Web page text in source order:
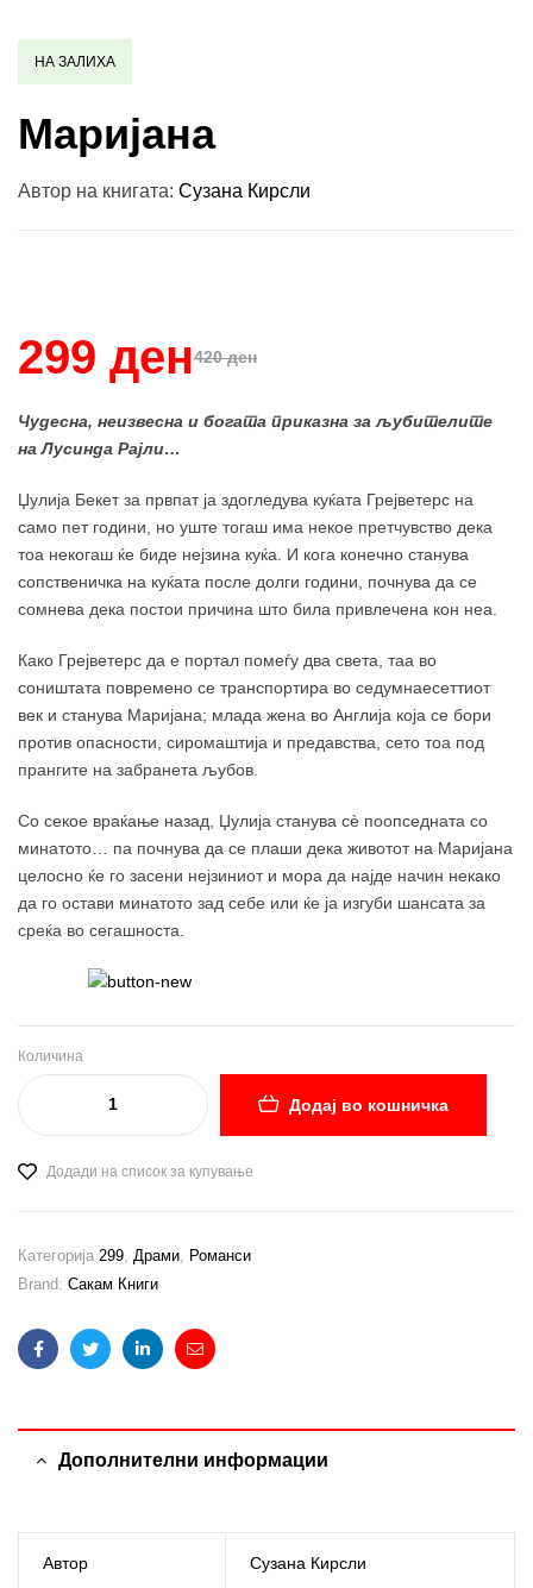
НА ЗАЛИХА
Маријана
Автор на книгата: Сузана Кирсли
420 ден
299 ден
Чудесна, неизвесна и богата приказна за љубителите
на Лусинда Рајли…
Џулија Бекет за првпат ја здогледува куќата Грејветерс на
само пет години, но уште тогаш има некое претчувство дека
тоа некогаш ќе биде нејзина куќа. И кога конечно станува
сопственичка на куќата после долги години, почнува да се
сомнева дека постои причина што била привлечена кон неа.
Како Грејветерс да е портал помеѓу два света, таа во
соништата повремено се транспортира во седумнаесеттиот
век и станува Маријана; млада жена во Англија која се бори
против опасности, сиромаштија и предавства, сето тоа под
прангите на забранета љубов.
Со секое враќање назад, Џулија станува сè поопседната со
минатото… па почнува да се плаши дека животот на Маријана
целосно ќе го засени нејзиниот и мора да најде начин некако
да го остави минатото зад себе или ќе ја изгуби шансата за
среќа во сегашноста.
Количина
Додај во кошничка
Додади на список за купување
Категорија 299 Драми Романси
Brand: Сакам Книги
FacebookTwitterLinkedinEmail
Дополнителни информации
Автор Сузана Кирсли